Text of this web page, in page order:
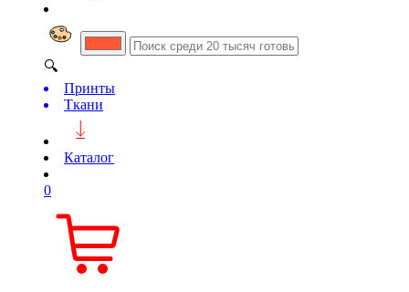
🔍
Принты
Ткани
Каталог
0